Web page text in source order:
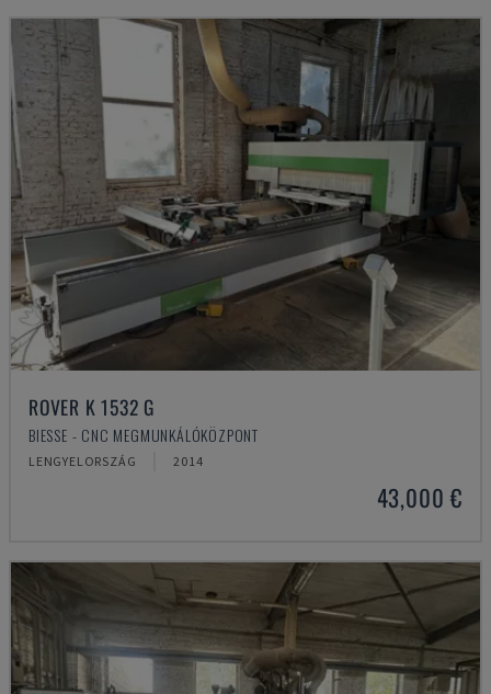
ROVER K 1532 G
BIESSE - CNC MEGMUNKÁLÓKÖZPONT
LENGYELORSZÁG 2014
43,000 €